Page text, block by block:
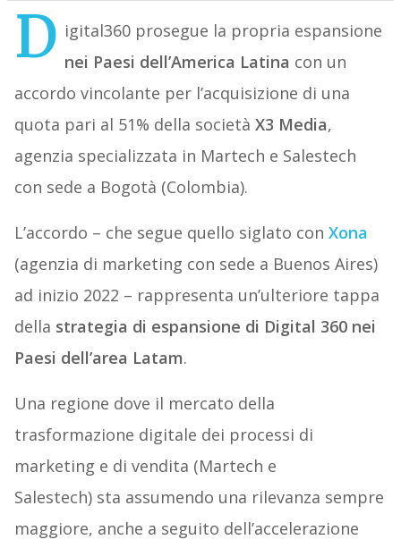
D igital360 prosegue la propria espansione
nei Paesi dell’America Latina con un
accordo vincolante per l’acquisizione di una
quota pari al 51% della società X3 Media,
agenzia specializzata in Martech e Salestech
con sede a Bogotà (Colombia).
L’accordo – che segue quello siglato con Xona
(agenzia di marketing con sede a Buenos Aires)
ad inizio 2022 – rappresenta un’ulteriore tappa
della strategia di espansione di Digital 360 nei
Paesi dell’area Latam.
Una regione dove il mercato della
trasformazione digitale dei processi di
marketing e di vendita (Martech e
Salestech) sta assumendo una rilevanza sempre
maggiore, anche a seguito dell’accelerazione